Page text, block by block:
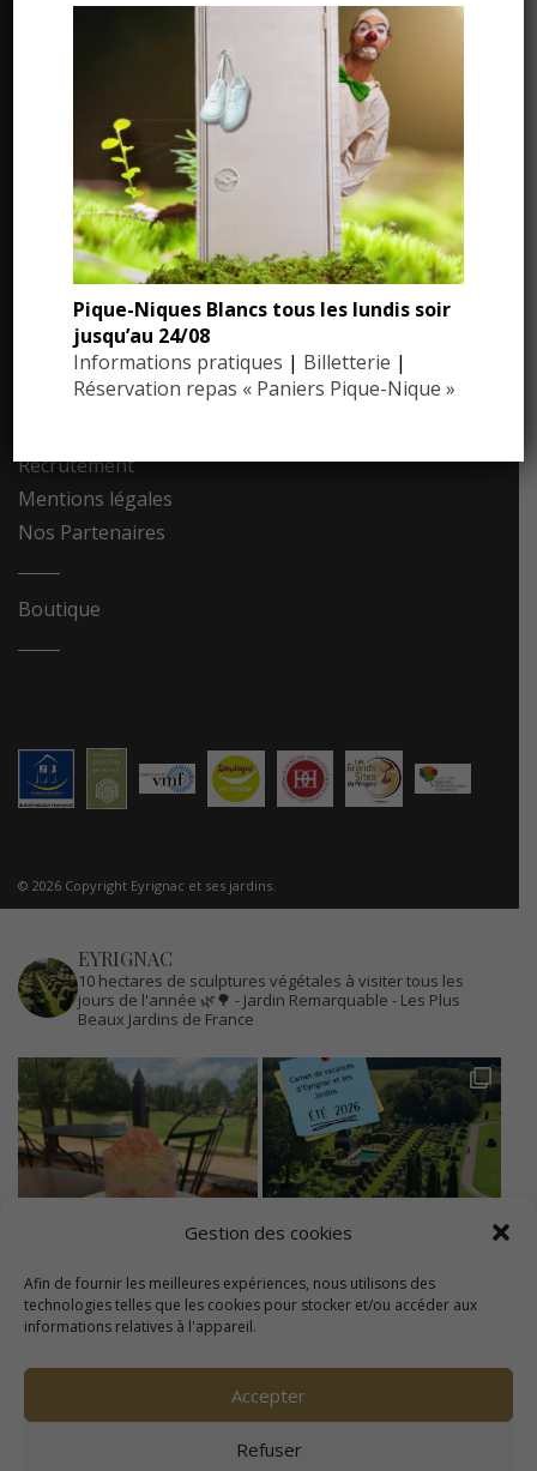
Gestion des cookies
Afin de fournir les meilleures expériences, nous utilisons des
technologies telles que les cookies pour stocker et/ou accéder aux
informations relatives à l'appareil.
Accepter
Refuser
24590 Salignac-Eyvigues
Dordogne – Périgord
Téléphone : 05.53.28.99.71
Email : contact@eyrignac.com
ESPACE PRESSE
Dossier de presse
Communiqués de presse
Photothèque
Recrutement
Mentions légales
Nos Partenaires
Boutique
© 2026 Copyright Eyrignac et ses jardins.
EYRIGNAC
10 hectares de sculptures végétales à visiter tous les
jours de l'année 🌿🌳 - Jardin Remarquable - Les Plus
Beaux Jardins de France
Pique-Niques Blancs tous les lundis soir
jusqu’au 24/08
Informations pratiques | Billetterie |
Réservation repas « Paniers Pique-Nique »